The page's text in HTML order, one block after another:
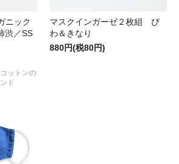
ニック
渋／SS
ットンの
ド
マスクインガーゼ２枚組 び
わ＆きなり
880円(税80円)